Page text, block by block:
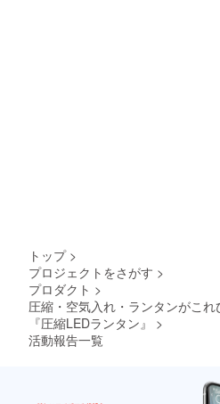
トップ >
プロジェクトをさがす >
プロダクト >
圧縮・空気入れ・ランタンがこ
『圧縮LEDランタン』
>
活動報告一覧